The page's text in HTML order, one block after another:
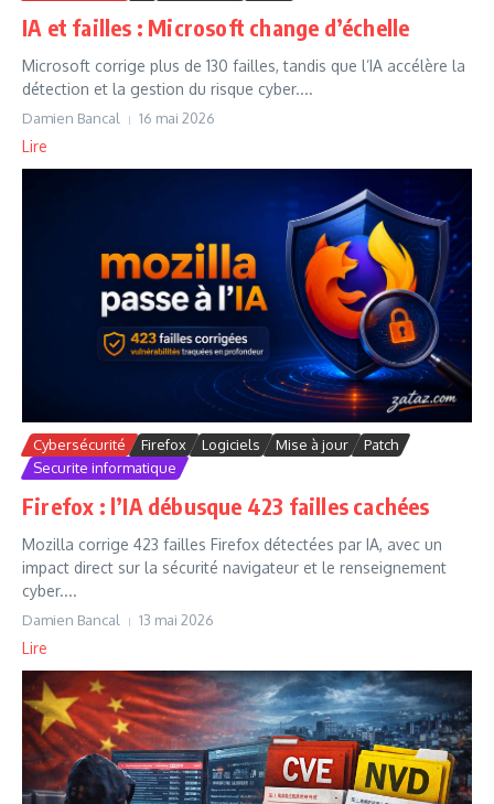
IA et failles : Microsoft change d’échelle
Microsoft corrige plus de 130 failles, tandis que l’IA accélère la
détection et la gestion du risque cyber....
Damien Bancal 16 mai 2026
Lire
Cybersécurité Firefox Logiciels Mise à jour
Patch
Securite informatique
Firefox : l’IA débusque 423 failles cachées
Mozilla corrige 423 failles Firefox détectées par IA, avec un
impact direct sur la sécurité navigateur et le renseignement
cyber....
Damien Bancal 13 mai 2026
Lire